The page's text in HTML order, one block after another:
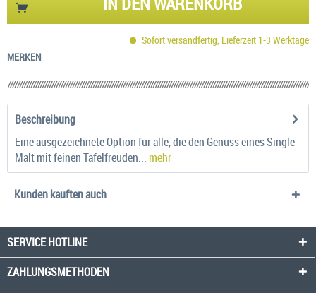
Sofort versandfertig, Lieferzeit 1-3 Werktage
MERKEN
Beschreibung
Eine ausgezeichnete Option für alle, die den Genuss eines Single
Malt mit feinen Tafelfreuden... mehr
Kunden kauften auch
SERVICE HOTLINE
ZAHLUNGSMETHODEN